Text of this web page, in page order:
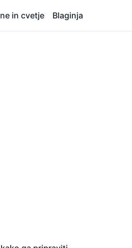
in cvetje Blaginja